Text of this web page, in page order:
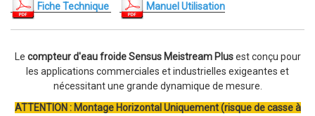
Fiche Technique Manuel Utilisation
Le compteur d'eau froide Sensus Meistream Plusest conçu pour
les applications commerciales et industrielles exigeantes et
nécessitant une grande dynamique de mesure.
ATTENTION : Montage Horizontal Uniquement (risque de casse à